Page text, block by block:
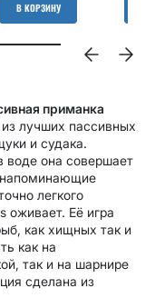
В КОРЗИНУ
приманка
лучших пассивных
и судака.
воде она совершает
напоминающие
легкого
оживает. Её игра
как хищных так и
как на
так и на шарнире
сделана из